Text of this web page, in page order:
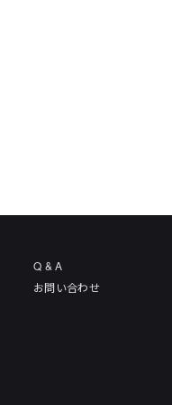
Q & A
お問い合わせ